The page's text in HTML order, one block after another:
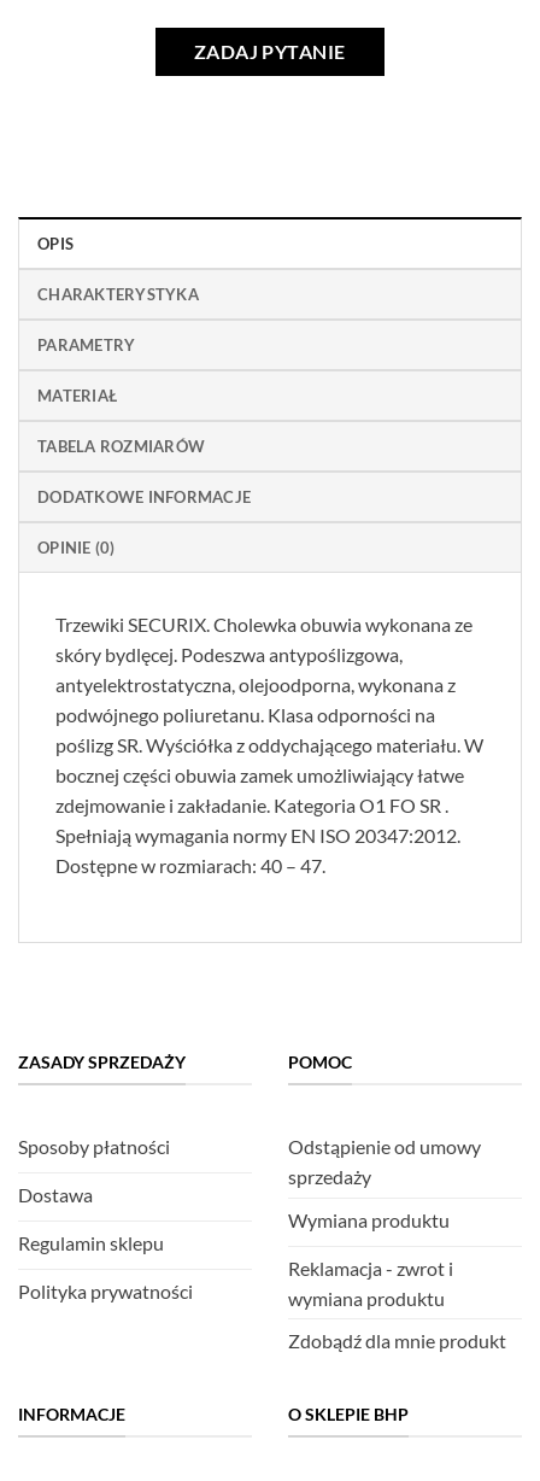
ZADAJ PYTANIE
OPIS
CHARAKTERYSTYKA
PARAMETRY
MATERIAŁ
TABELA ROZMIARÓW
DODATKOWE INFORMACJE
OPINIE (0)
Trzewiki SECURIX. Cholewka obuwia wykonana ze
skóry bydlęcej. Podeszwa antypoślizgowa,
antyelektrostatyczna, olejoodporna, wykonana z
podwójnego poliuretanu. Klasa odporności na
poślizg SR. Wyściółka z oddychającego materiału. W
bocznej części obuwia zamek umożliwiający łatwe
zdejmowanie i zakładanie. Kategoria O1 FO SR .
Spełniają wymagania normy EN ISO 20347:2012.
Dostępne w rozmiarach: 40 – 47.
ZASADY SPRZEDAŻY
Sposoby płatności
Dostawa
Regulamin sklepu
Polityka prywatności
POMOC
Odstąpienie od umowy
sprzedaży
Wymiana produktu
Reklamacja - zwrot i
wymiana produktu
Zdobądź dla mnie produkt
INFORMACJE O SKLEPIE BHP